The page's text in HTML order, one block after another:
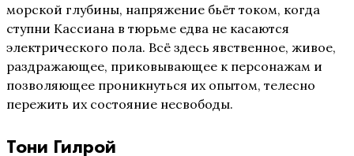
морской глубины, напряжение бьёт током, когда
ступни Кассиана в тюрьме едва не касаются
электрического пола. Всё здесь явственное, живое,
раздражающее, приковывающее к персонажам и
позволяющее проникнуться их опытом, телесно
пережить их состояние несвободы.
Тони Гилрой